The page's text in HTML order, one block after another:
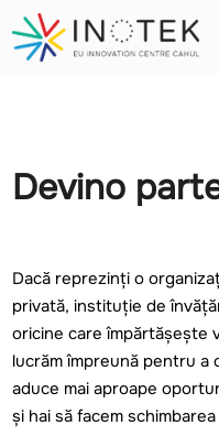
Devino
Dacă reprezinți o
privată, instituție de
oricine care împărtășește
lucrăm împreună pentru a
aduce mai aproape
și hai să facem